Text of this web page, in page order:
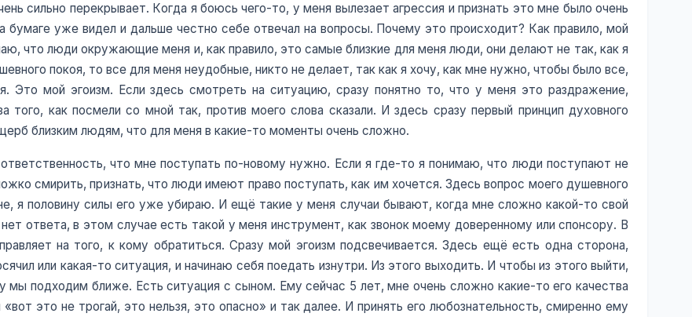
сильно перекрывает. Когда я боюсь чего-то, у меня вылезает агрессия и признать это мне было очень
уже видел и дальше честно себе отвечал на вопросы. Почему это происходит? Как правило, мой
что люди окружающие меня и, как правило, это самые близкие для меня люди, они делают не так, как я
покоя, то все для меня неудобные, никто не делает, так как я хочу, как мне нужно, чтобы было все,
Это мой эгоизм. Если здесь смотреть на ситуацию, сразу понятно то, что у меня это раздражение,
того, как посмели со мной так, против моего слова сказали. И здесь сразу первый принцип духовного
близким людям, что для меня в какие-то моменты очень сложно.
что мне поступать по-новому нужно. Если я где-то я понимаю, что люди поступают не
смирить, признать, что люди имеют право поступать, как им хочется. Здесь вопрос моего душевного
я половину силы его уже убираю. И ещё такие у меня случаи бывают, когда мне сложно какой-то свой
ответа, в этом случае есть такой у меня инструмент, как звонок моему доверенному или спонсору. В
на того, к кому обратиться. Сразу мой эгоизм подсвечивается. Здесь ещё есть одна сторона,
или какая-то ситуация, и начинаю себя поедать изнутри. Из этого выходить. И чтобы из этого выйти,
подходим ближе. Есть ситуация с сыном. Ему сейчас 5 лет, мне очень сложно какие-то его качества
это не трогай, это нельзя, это опасно» и так далее. И принять его любознательность, смиренно ему